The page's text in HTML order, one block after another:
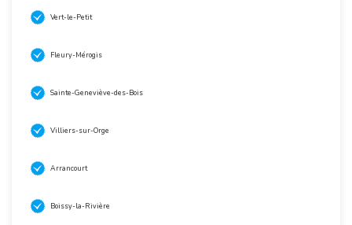
Vert-le-Petit
Fleury-Mérogis
Sainte-Geneviève-des-Bois
Villiers-sur-Orge
Arrancourt
Boissy-la-Rivière